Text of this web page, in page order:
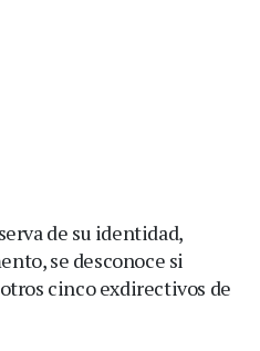
de su identidad,
se desconoce si
cinco exdirectivos de